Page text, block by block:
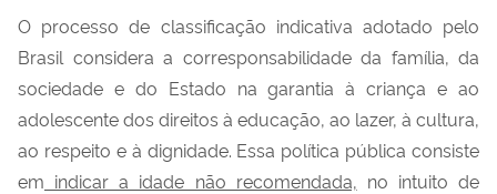
O processo de classificação indicativa adotado pelo
Brasil considera a corresponsabilidade da família, da
sociedade e do Estado na garantia à criança e ao
adolescente dos direitos à educação, ao lazer, à cultura,
ao respeito e à dignidade. Essa política pública consiste
em indicar a idade não recomendada, no intuito de